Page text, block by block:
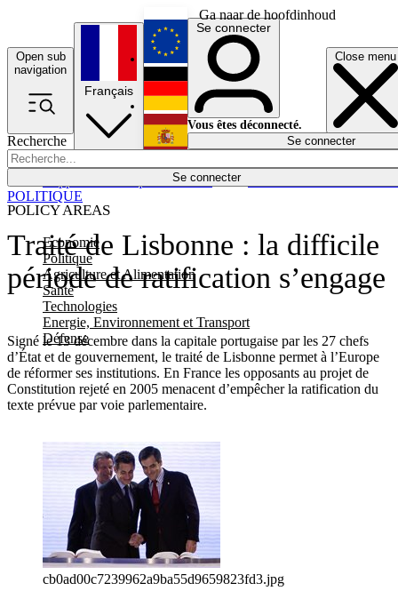
Ga naar de hoofdinhoud
Open sub
navigation
Close menu
Recherche
Se connecter
POLICY AREAS
Economie
Politique
Agriculture et Alimentation
Santé
Technologies
Energie, Environnement et Transport
Défense
Économie
Français
English
Deutsch
Español
Se connecter
Vous êtes déconnecté.
Se connecter
Traité de Lisbonne : la difficile
période de ratification s’engage
Signé le 13 décembre dans la capitale portugaise par les 27 chefs
d’État et de gouvernement, le traité de Lisbonne permet à l’Europe
de réformer ses institutions. En France les opposants au projet de
Constitution rejeté en 2005 menacent d’empêcher la ratification du
texte prévue par voie parlementaire.
POLITIQUE
cb0ad00c7239962a9ba55d9659823fd3.jpg